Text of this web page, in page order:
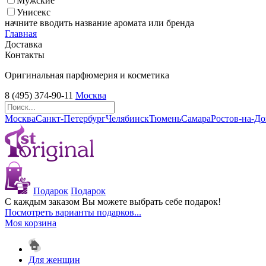
Унисекс
начните вводить название аромата или бренда
Главная
Доставка
Контакты
Оригинальная парфюмерия и косметика
8 (495) 374-90-11 Москва
МоскваСанкт-ПетербургЧелябинскТюменьСамараРостов-на-
Подарок Подарок
С каждым заказом Вы можете выбрать себе подарок!
Посмотреть варианты подарков...
Моя корзина
Для женщин